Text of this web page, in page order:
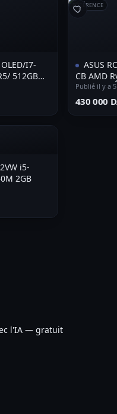
512GB
RÉFÉRENCE
ASUS
CB AMD
GDDR7 |
Publié il y a
⁦430 000
i5-
GTX 960M 2GB
l'IA — gratuit